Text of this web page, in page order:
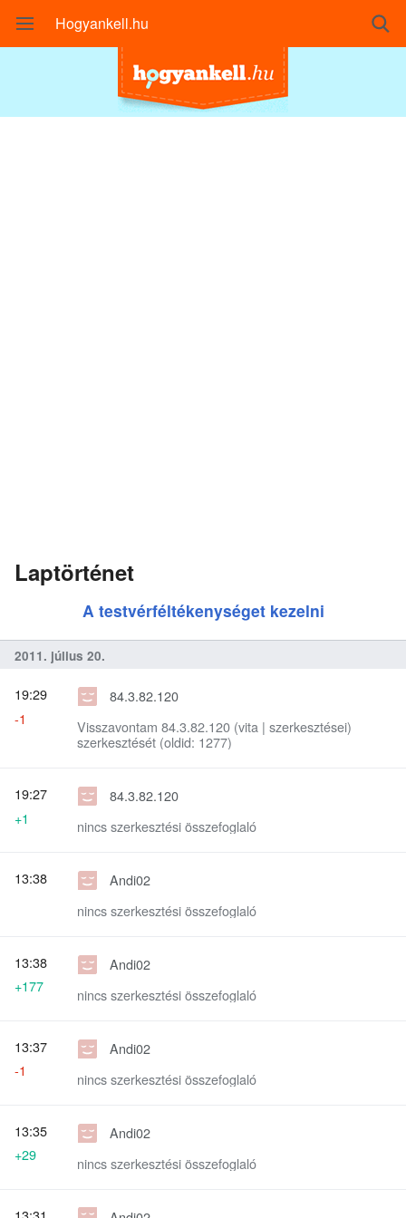
Hogyankell.hu
Laptörténet
A testvérféltékenységet kezelni
2011. július 20.
84.3.82.120
Visszavontam 84.3.82.120 (vita | szerkesztései)
szerkesztését (oldid: 1277)
19:29
-1
84.3.82.120
nincs szerkesztési összefoglaló
19:27
+1
Andi02
nincs szerkesztési összefoglaló
13:38
Andi02
nincs szerkesztési összefoglaló
13:38
+177
Andi02
nincs szerkesztési összefoglaló
13:37
-1
Andi02
nincs szerkesztési összefoglaló
13:35
+29